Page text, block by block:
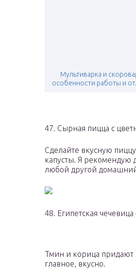
Мультиварка и
особенности работы и
47. Сырная пицца с
Сделайте вкусную
капусты. Я рекомендую
любой другой
48. Египетская
Тмин и корица придают
главное, вкусно.